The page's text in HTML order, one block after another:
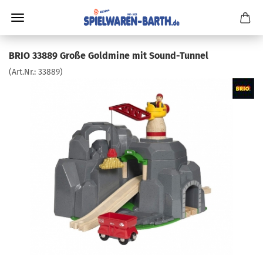
BRIO 33889 Große Goldmine mit Sound-Tunnel
(Art.Nr.: 33889)